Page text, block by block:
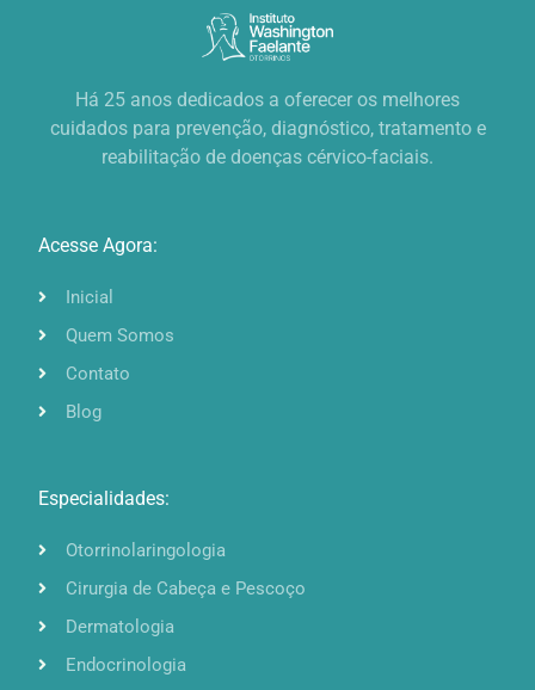
Há 25 anos dedicados a oferecer os melhores
cuidados para prevenção, diagnóstico, tratamento e
reabilitação de doenças cérvico-faciais.
Acesse Agora:
Inicial
Quem Somos
Contato
Blog
Especialidades:
Otorrinolaringologia
Cirurgia de Cabeça e Pescoço
Dermatologia
Endocrinologia